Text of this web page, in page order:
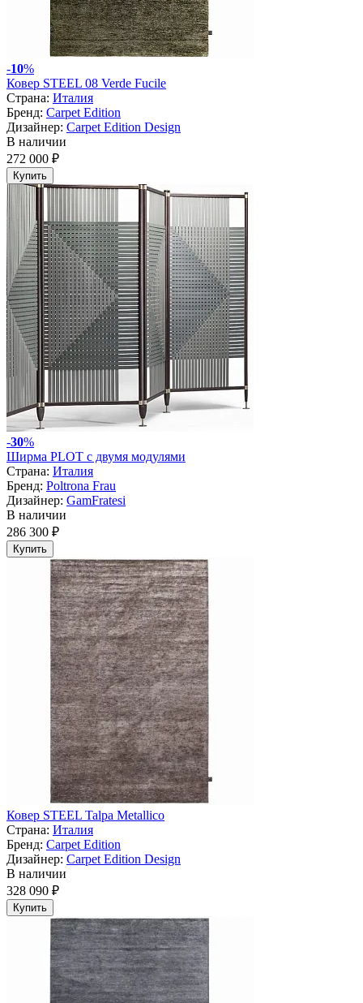
-10%
Ковер STEEL 08 Verde Fucile
Страна: Италия
Бренд: Carpet Edition
Дизайнер: Carpet Edition Design
В наличии
272 000 ₽
Купить
-30%
Ширма PLOT с двумя модулями
Страна: Италия
Бренд: Poltrona Frau
Дизайнер: GamFratesi
В наличии
286 300 ₽
Купить
Ковер STEEL Talpa Metallico
Страна: Италия
Бренд: Carpet Edition
Дизайнер: Carpet Edition Design
В наличии
328 090 ₽
Купить